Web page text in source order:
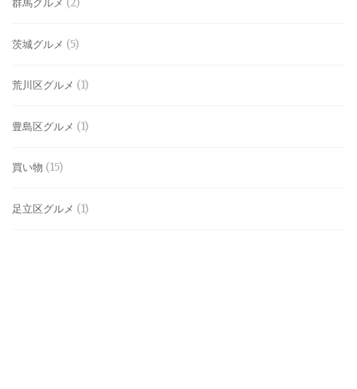
群馬グルメ (2)
茨城グルメ (5)
荒川区グルメ (1)
豊島区グルメ (1)
買い物 (15)
足立区グルメ (1)